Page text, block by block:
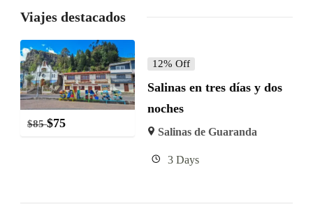
Viajes destacados
$85 $75
12% Off
Salinas en tres días y dos
noches
Salinas de Guaranda
3 Days